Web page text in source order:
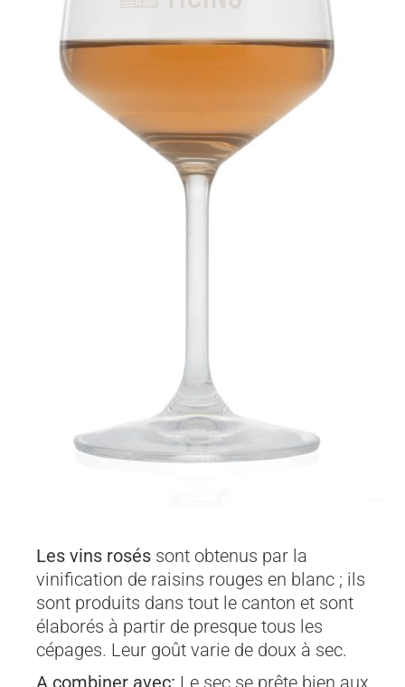
Les vins rosés sont obtenus par la
vinification de raisins rouges en blanc ; ils
sont produits dans tout le canton et sont
élaborés à partir de presque tous les
cépages. Leur goût varie de doux à sec.